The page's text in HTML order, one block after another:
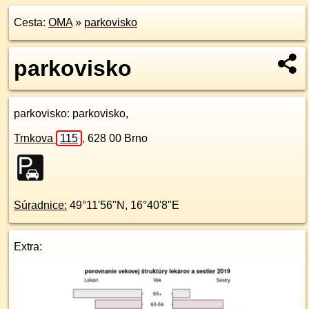
Cesta: OMA» parkovisko
parkovisko
parkovisko: parkovisko,
Trnkova 115 , 628 00 Brno
Súradnice: 49°11'56"N , 16°40'8"E
Extra: